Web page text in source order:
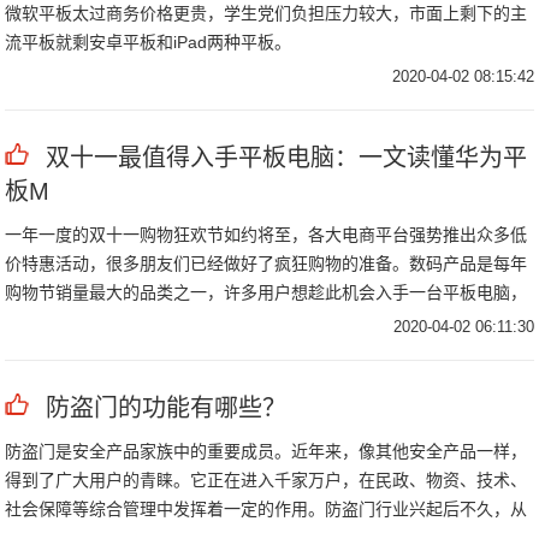
微软平板太过商务价格更贵，学生党们负担压力较大，市面上剩下的主
流平板就剩安卓平板和iPad两种平板。
2020-04-02 08:15:42
双十一最值得入手平板电脑：一文读懂华为平
板M
一年一度的双十一购物狂欢节如约将至，各大电商平台强势推出众多低
价特惠活动，很多朋友们已经做好了疯狂购物的准备。数码产品是每年
购物节销量最大的品类之一，许多用户想趁此机会入手一台平板电脑，
2020-04-02 06:11:30
防盗门的功能有哪些？
防盗门是安全产品家族中的重要成员。近年来，像其他安全产品一样，
得到了广大用户的青睐。它正在进入千家万户，在民政、物资、技术、
社会保障等综合管理中发挥着一定的作用。防盗门行业兴起后不久，从